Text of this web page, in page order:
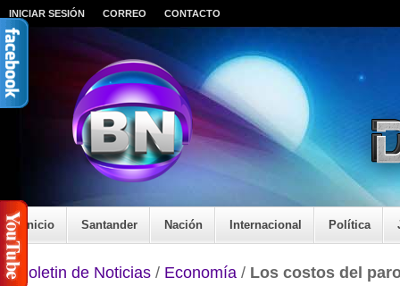
INICIAR SESIÓN CORREO CONTACTO
Inicio Santander Nación Internacional Política
Boletin de Noticias / Economía / Los costos del